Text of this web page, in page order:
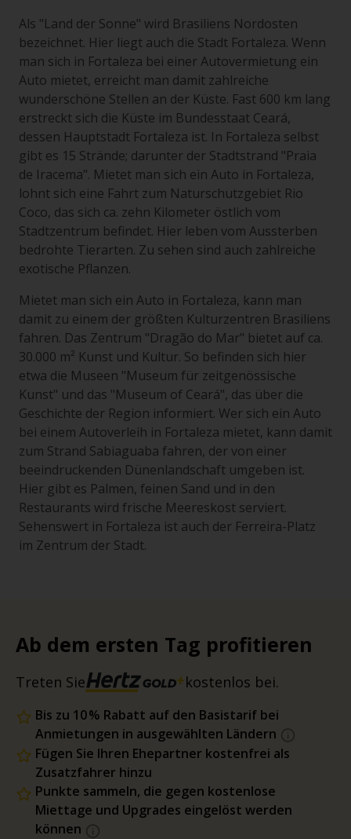
Als "Land der Sonne" wird Brasiliens Nordosten
bezeichnet. Hier liegt auch die Stadt Fortaleza. Wenn
man sich in Fortaleza bei einer Autovermietung ein
Auto mietet, erreicht man damit zahlreiche
wunderschöne Stellen an der Küste. Fast 600 km lang
erstreckt sich die Küste im Bundesstaat Ceará,
dessen Hauptstadt Fortaleza ist. In Fortaleza selbst
gibt es 15 Strände; darunter der Stadtstrand "Praia
de Iracema". Mietet man sich ein Auto in Fortaleza,
lohnt sich eine Fahrt zum Naturschutzgebiet Rio
Coco, das sich ca. zehn Kilometer östlich vom
Stadtzentrum befindet. Hier leben vom Aussterben
bedrohte Tierarten. Zu sehen sind auch zahlreiche
exotische Pflanzen.
Mietet man sich ein Auto in Fortaleza, kann man
damit zu einem der größten Kulturzentren Brasiliens
fahren. Das Zentrum "Dragão do Mar" bietet auf ca.
30.000 m² Kunst und Kultur. So befinden sich hier
etwa die Museen "Museum für zeitgenössische
Kunst" und das "Museum of Ceará", das über die
Geschichte der Region informiert. Wer sich ein Auto
bei einem Autoverleih in Fortaleza mietet, kann damit
zum Strand Sabiaguaba fahren, der von einer
beeindruckenden Dünenlandschaft umgeben ist.
Hier gibt es Palmen, feinen Sand und in den
Restaurants wird frische Meereskost serviert.
Sehenswert in Fortaleza ist auch der Ferreira-Platz
im Zentrum der Stadt.
Ab dem ersten Tag profitieren
Treten Sie kostenlos bei.
Bis zu 10 % Rabatt auf den Basistarif bei
Anmietungen in ausgewählten Ländern
Fügen Sie Ihren Ehepartner kostenfrei als
Zusatzfahrer hinzu
Punkte sammeln, die gegen kostenlose
Miettage und Upgrades eingelöst werden
können